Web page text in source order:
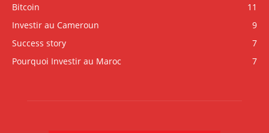
Bitcoin
11
Investir au Cameroun
9
Success story
7
Pourquoi Investir au Maroc
7